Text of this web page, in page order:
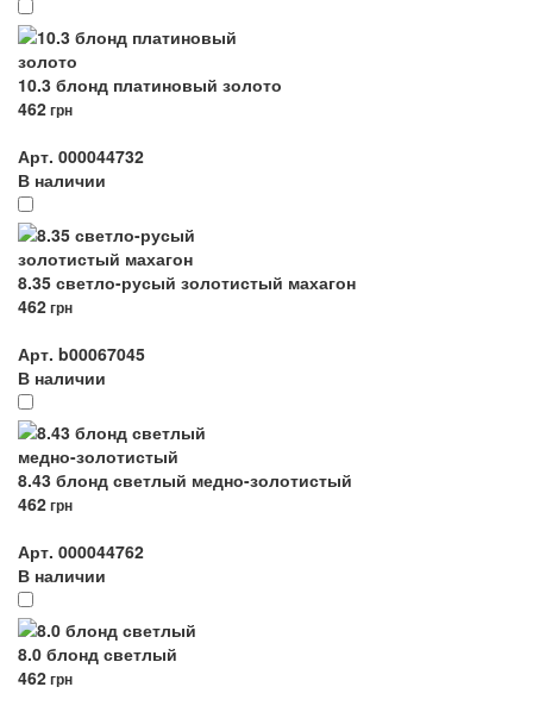
10.3 блонд платиновый золото
462грн
Арт. 000044732
В наличии
8.35 светло-русый золотистый махагон
462грн
Арт. b00067045
В наличии
8.43 блонд светлый медно-золотистый
462грн
Арт. 000044762
В наличии
8.0 блонд светлый
462грн